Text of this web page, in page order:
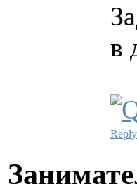
в
Reply